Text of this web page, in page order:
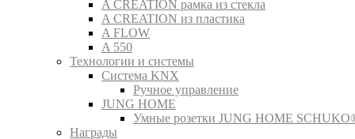
A CREATION рамка из стекла
A CREATION из пластика
A FLOW
A 550
Технологии и системы
Система KNX
Ручное управление
JUNG HOME
Умные розетки JUNG HOME
Награды